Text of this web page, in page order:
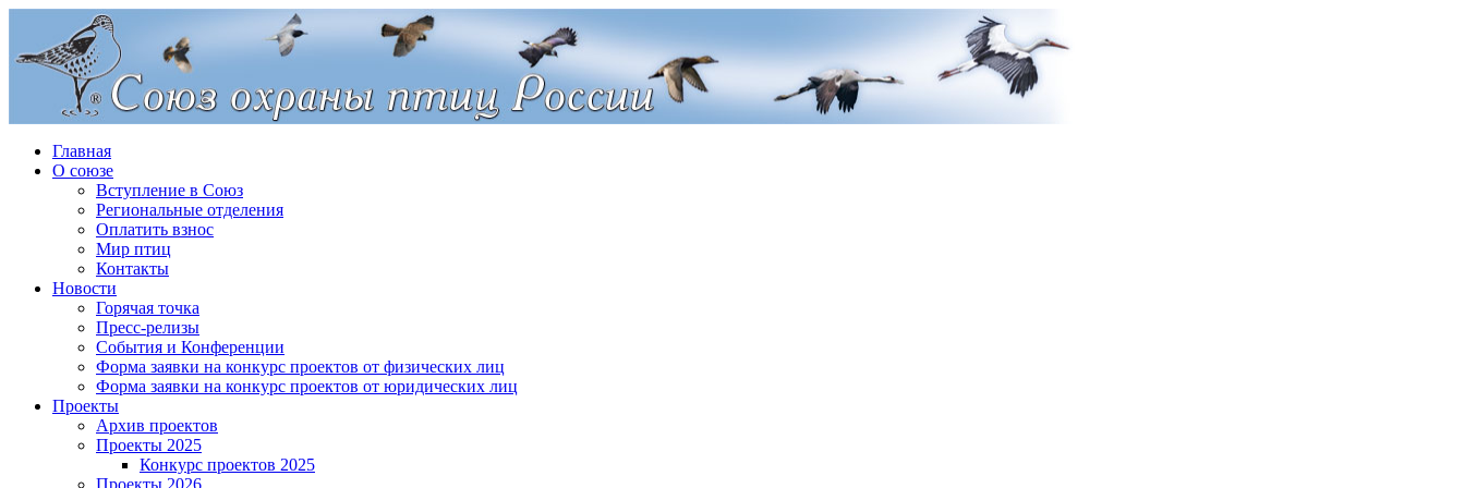
Главная
О союзе
Вступление в Союз
Региональные отделения
Оплатить взнос
Мир птиц
Контакты
Новости
Горячая точка
Пресс-релизы
События и Конференции
Форма заявки на конкурс проектов от физических лиц
Форма заявки на конкурс проектов от юридических лиц
Проекты
Архив проектов
Проекты 2025
Конкурс проектов 2025
Проекты 2026